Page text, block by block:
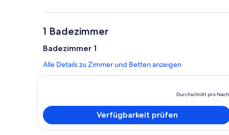
1 Badezimmer
Badezimmer 1
Alle Details zu Zimmer und Betten anzeigen
Durchschnitt pro
Verfügbarkeit prüfen